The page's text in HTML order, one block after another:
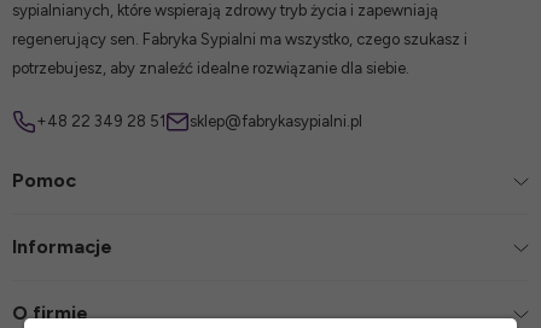
sypialnianych, które wspierają zdrowy tryb życia i zapewniają
regenerujący sen. Fabryka Sypialni ma wszystko, czego szukasz i
potrzebujesz, aby znaleźć idealne rozwiązanie dla siebie.
+48 22 349 28 51 sklep@fabrykasypialni.pl
Pomoc
Informacje
O firmie